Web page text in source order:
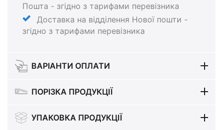
Пошта - згідно з тарифами перевізника
Доставка на відділення Нової пошти -
згідно з тарифами перевізника
ВАРІАНТИ ОПЛАТИ
ПОРІЗКА ПРОДУКЦІЇ
УПАКОВКА ПРОДУКЦІЇ